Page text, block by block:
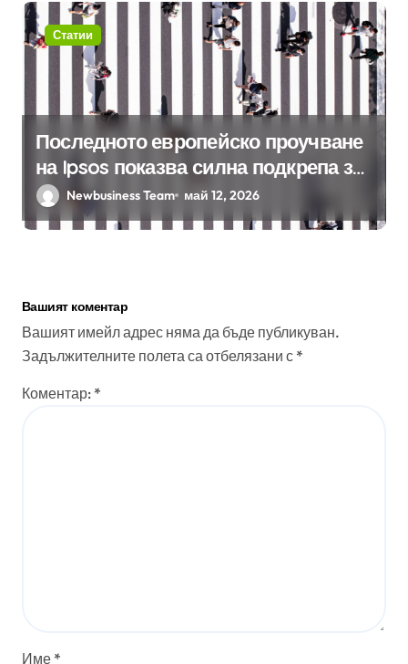
Статии
Последното европейско проучване
на Ipsos показва силна подкрепа за
гъвкавата заетост и местния
бизнес в България
Newbusiness Team май 12, 2026
Вашият коментар
Вашият имейл адрес няма да бъде публикуван.
Задължителните полета са отбелязани с *
Коментар: *
Име *